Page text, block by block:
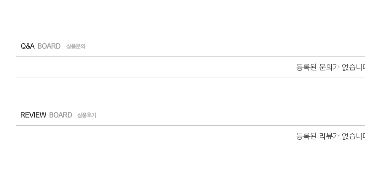
등록된 문의가 없습니
등록된 리뷰가 없습니